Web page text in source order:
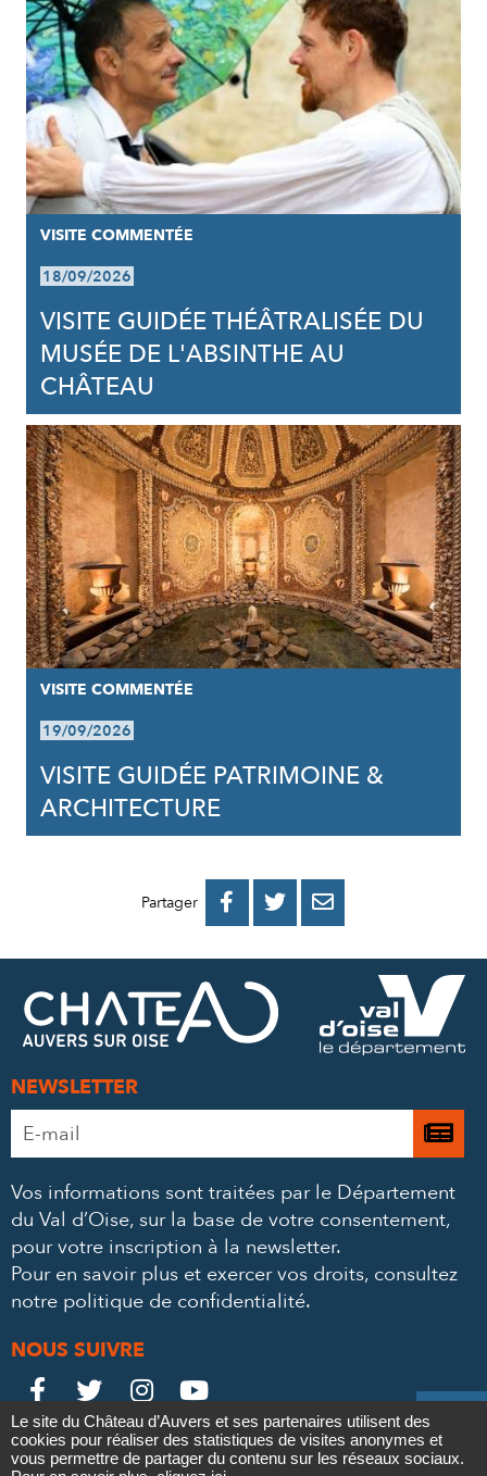
Contact
VISITE COMMENTÉE
18/09/2026
VISITE GUIDÉE THÉÂTRALISÉE DU
MUSÉE DE L'ABSINTHE AU
CHÂTEAU
VISITE COMMENTÉE
19/09/2026
VISITE GUIDÉE PATRIMOINE &
ARCHITECTURE
Partager 
PARTAGER
FACEBOOK
PARTAGER
PARTAGER
MAIL
NEWSLETTER
Adresse
e-
*
Je
à
Vos informations sont traitées par le Département
du Val d’Oise, sur la base de votre consentement,
pour votre inscription à la newsletter.
Pour en savoir plus et exercer vos droits, consultez
notre politique de confidentialité.
NOUS SUIVRE
Le
Château

Le
Château

Le
Château

Le
Château

Mentions légales Politique de confidentialité
Crédits
Le site du Château d’Auvers et ses partenaires utilisent des
cookies pour réaliser des statistiques de visites anonymes et
vous permettre de partager du contenu sur les réseaux sociaux.